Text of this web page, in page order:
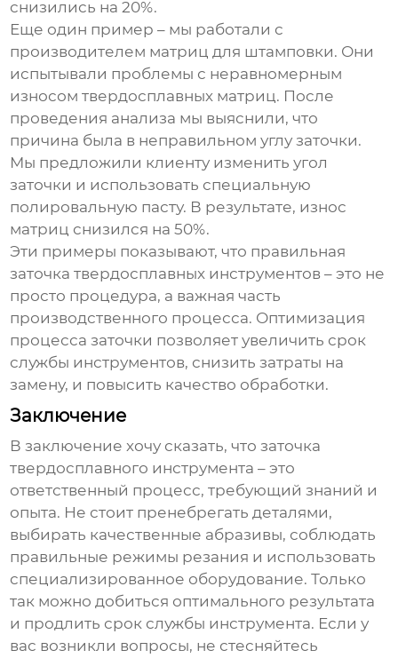
снизились на 20%.
Еще один пример – мы работали с
производителем матриц для штамповки. Они
испытывали проблемы с неравномерным
износом твердосплавных матриц. После
проведения анализа мы выяснили, что
причина была в неправильном углу заточки.
Мы предложили клиенту изменить угол
заточки и использовать специальную
полировальную пасту. В результате, износ
матриц снизился на 50%.
Эти примеры показывают, что правильная
заточка твердосплавных инструментов – это не
просто процедура, а важная часть
производственного процесса. Оптимизация
процесса заточки позволяет увеличить срок
службы инструментов, снизить затраты на
замену, и повысить качество обработки.
Заключение
В заключение хочу сказать, чтозаточка
твердосплавного инструмента – это
ответственный процесс, требующий знаний и
опыта. Не стоит пренебрегать деталями,
выбирать качественные абразивы, соблюдать
правильные режимы резания и использовать
специализированное оборудование. Только
так можно добиться оптимального результата
и продлить срок службы инструмента. Если у
вас возникли вопросы, не стесняйтесь